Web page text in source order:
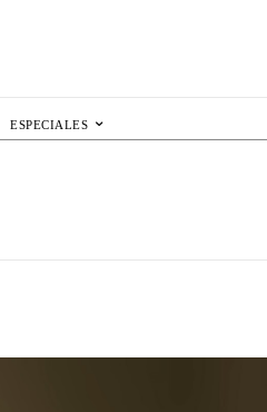
ESPECIALES